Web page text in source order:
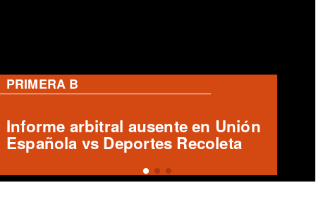
RANGERS
José Tomás Herrera en Rangers:
¿Qué futuro le espera?